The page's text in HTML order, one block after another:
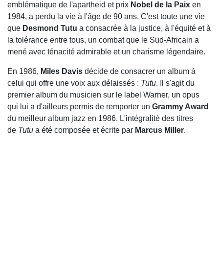
emblématique de l'apartheid et prix Nobel de la Paix en
1984, a perdu la vie à l'âge de 90 ans. C'est toute une vie
que Desmond Tutu a consacrée à la justice, à l'équité et à
la tolérance entre tous, un combat que le Sud-Africain a
mené avec ténacité admirable et un charisme légendaire.
En 1986, Miles Davis décide de consacrer un album à
celui qui offre une voix aux délaissés : Tutu. Il s'agit du
premier album du musicien sur le label Warner, un opus
qui lui a d'ailleurs permis de remporter un Grammy Award
du meilleur album jazz en 1986. L'intégralité des titres
de Tutu a été composée et écrite par Marcus Miller.